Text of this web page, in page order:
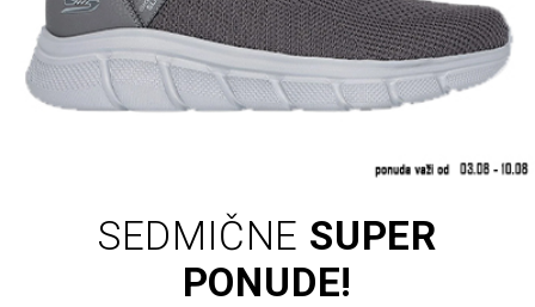
SEDMIČNE SUPER
PONUDE!